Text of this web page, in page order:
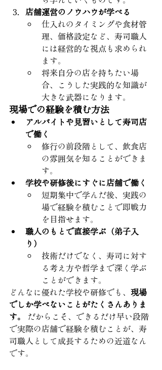
店舗運営のノウハウが学べる
仕入れのタイミングや食材管
理、価格設定など、寿司職人
には経営的な視点も求められ
ます。
将来自分の店を持ちたい場
合、こうした実践的な知識が
大きな武器になります。
現場での経験を積む方法
アルバイトや見習いとして寿司店
で働く
修行の前段階として、飲食店
の雰囲気を知ることができま
す。
学校や研修後にすぐに店舗で働く
短期集中で学んだ後、実践の
場で経験を積むことで即戦力
を目指せます。
職人のもとで直接学ぶ（弟子入
り）
技術だけでなく、寿司に対す
る考え方や哲学まで深く学ぶ
ことができます。
どんなに優れた学校や研修でも、 現場
でしか学べないことがたくさんありま
す。
だからこそ、できるだけ早い段階
で実際の店舗で経験を積むことが、寿
司職人として成長するための近道なん
です。